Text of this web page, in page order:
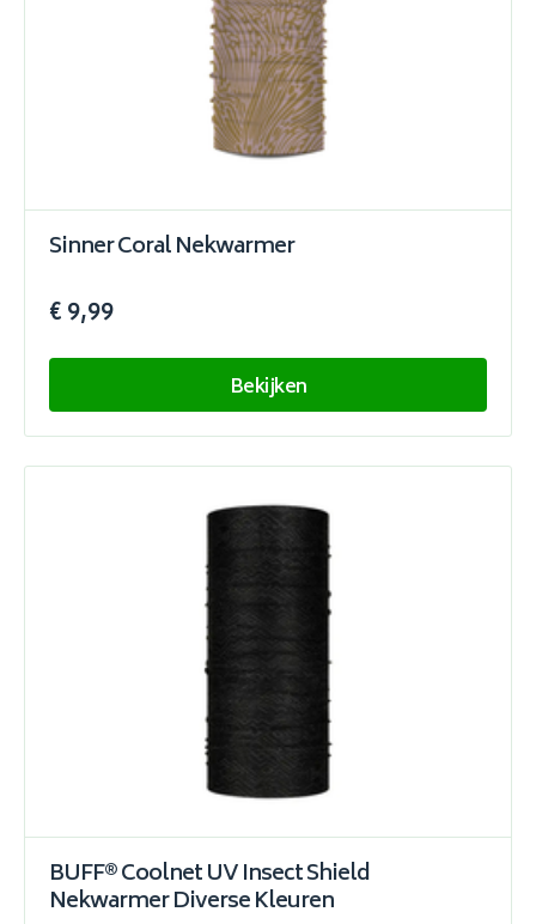
Sinner Coral Nekwarmer
€ 9,99
Bekijken
BUFF® Coolnet UV Insect Shield
Nekwarmer Diverse Kleuren